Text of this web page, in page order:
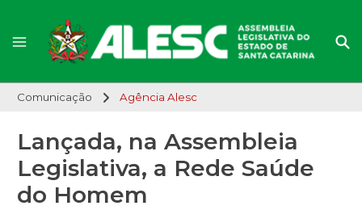
Comunicação Agência Alesc
Lançada, na Assembleia
Legislativa, a Rede Saúde
do Homem